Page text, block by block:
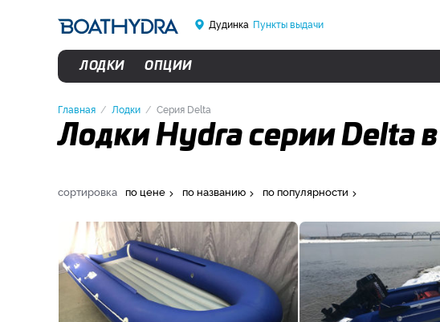
Дудинка Пункты выдачи
ЛОДКИ ОПЦИИ
Главная Лодки Серия Delta
Лодки Hydra серии Delta
сортировка по цене по названию по популярности